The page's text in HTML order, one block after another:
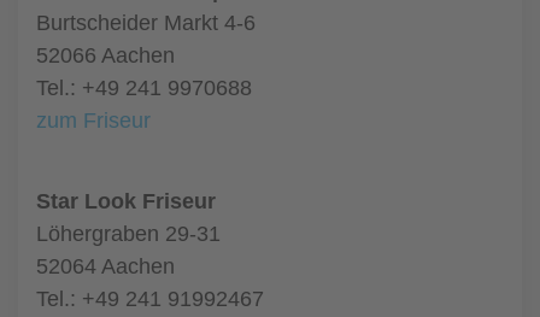
Burtscheider Markt 4-6
52066 Aachen
Tel.: +49 241 9970688
zum Friseur
Star Look Friseur
Löhergraben 29-31
52064 Aachen
Tel.: +49 241 91992467